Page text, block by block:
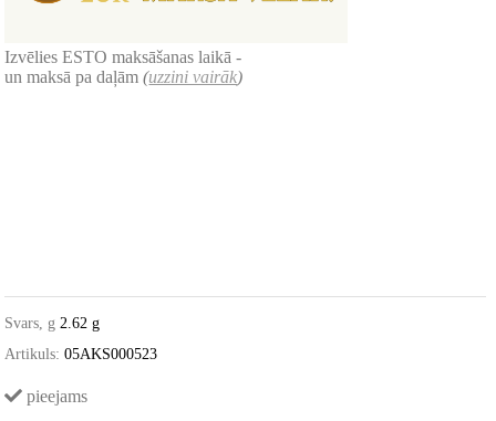
Izvēlies ESTO maksāšanas laikā -
un maksā pa daļām(uzzini vairāk)
Svars, g 2.62 g
Artikuls: 05AKS000523
pieejams